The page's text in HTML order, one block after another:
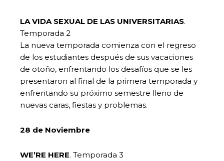
LA VIDA SEXUAL DE LAS UNIVERSITARIAS.
Temporada 2
La nueva temporada comienza con el regreso
de los estudiantes después de sus vacaciones
de otoño, enfrentando los desafíos que se les
presentaron al final de la primera temporada y
enfrentando su próximo semestre lleno de
nuevas caras, fiestas y problemas.
28 de Noviembre
WE’RE HERE. Temporada 3